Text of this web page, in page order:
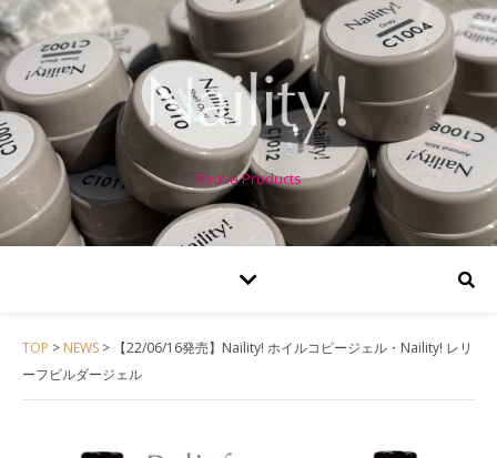
Rootia Products
TOP > NEWS > 【22/06/16発売】Naility! ホイルコピージェル・Naility! レリ
ーフビルダージェル